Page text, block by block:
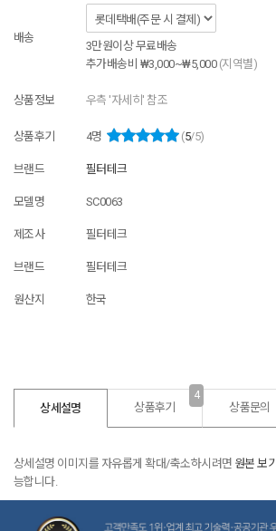
배송
3만원이상 무료배송
추가배송비 ₩3,000~₩5,000 (지역별)
상품정보 우측 '자세히' 참조
상품후기 4명 (5/5)
브랜드 필터테크
모델명 SC0063
제조사 필터테크
브랜드 필터테크
원산지 한국
상세설명 상품후기
4
상품문의
상세설명 이미지를 자유롭게 확대/축소하시려면 원본 보기
능합니다.